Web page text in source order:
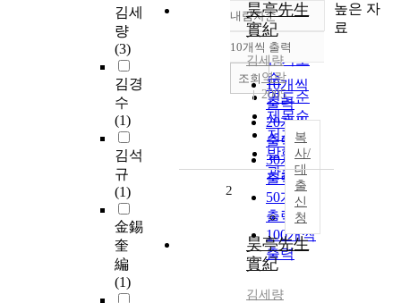
김세
량
(3)
김경
수
(1)
김석
규
(1)
金錫
奎
編
(1)
정확도
순
인기도
순
연도순
제목순
저자순
발행기
관순
내림차순
내림차순
10개씩 출력
10개씩
출력
20개씩
출력
30개씩
출력
50개씩
출력
100개씩
출력
조회
昊亭先生
實紀
김세량
역락
2005
복
사/
대
출
신
청
2
昊亭先生
實紀
김세량
높은 자
료